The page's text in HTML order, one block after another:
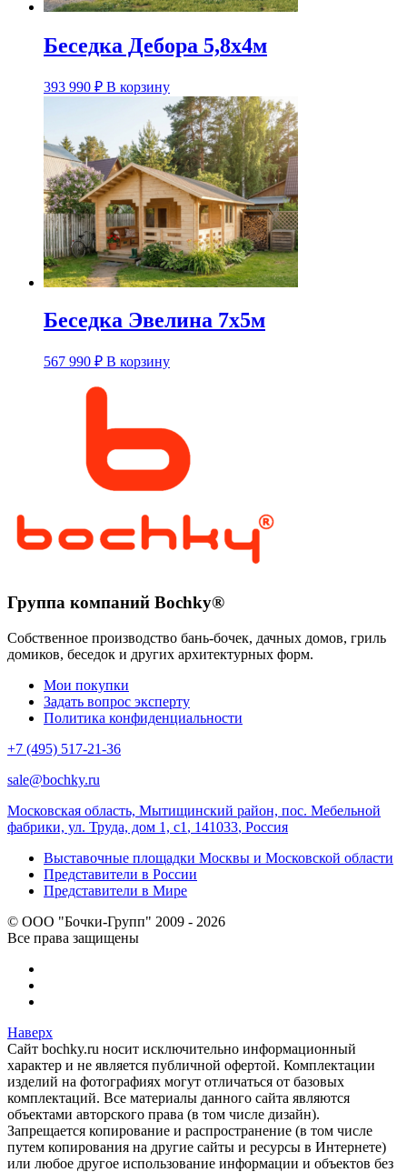
Беседка Дебора 5,8х4м
393 990 ₽ В корзину
Беседка Эвелина 7х5м
567 990 ₽ В корзину
Группа компаний Bochky®
Собственное производство бань-бочек, дачных домов, гриль
домиков, беседок и других архитектурных форм.
Мои покупки
Задать вопрос эксперту
Политика конфиденциальности
+7 (495) 517-21-36
sale@bochky.ru
Московская область, Мытищинский район, пос. Мебельной
фабрики, ул. Труда, дом 1, с1 , 141033, Россия
Выставочные площадки Москвы и Московской области
Представители в России
Представители в Мире
© ООО "Бочки-Групп" 2009 - 2026
Все права защищены
Наверх
Сайт bochky.ru носит исключительно информационный
характер и не является публичной офертой. Комплектации
изделий на фотографиях могут отличаться от базовых
комплектаций. Все материалы данного сайта являются
объектами авторского права (в том числе дизайн).
Запрещается копирование и распространение (в том числе
путем копирования на другие сайты и ресурсы в Интернете)
или любое другое использование информации и объектов без